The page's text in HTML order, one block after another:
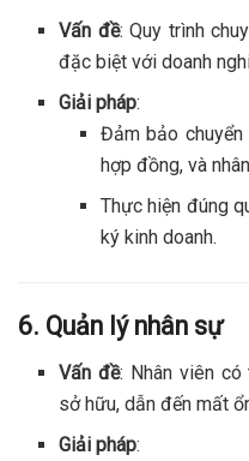
Vấn đề: Quy trình
đặc biệt với doanh
Giải pháp:
Đảm bảo
hợp đồng, và
Thực hiện đúng
ký kinh doanh.
6. Quản lý nhân sự
Vấn đề: Nhân viên
sở hữu, dẫn đến mất
Giải pháp: